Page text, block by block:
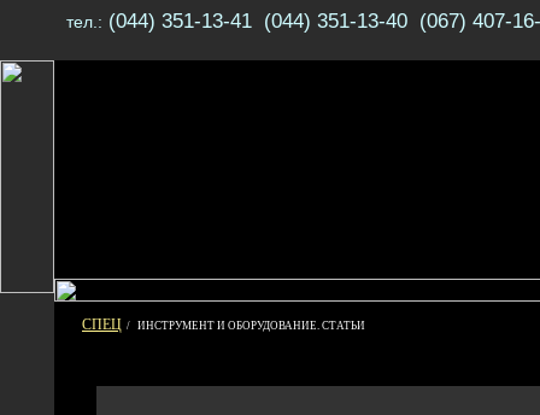
тел.: (044) 351-13-41 (044) 351-13-40 (067) 407-
СПЕЦ / ИНСТРУМЕНТ И ОБОРУДОВАНИЕ. СТАТЬИ